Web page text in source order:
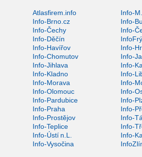
Atlasfirem.info
Info-
Info-Brno.cz
Info-
Info-Čechy
Info-
Info-Děčín
Info-Havířov
Info-
Info-Chomutov
Info-
Info-Jihlava
Info-
Info-Kladno
Info-
Info-Morava
Info-
Info-Olomouc
Info-
Info-Pardubice
Info-
Info-Praha
Info-
Info-Prostějov
Info-
Info-Teplice
Info-
Info-Ústí n.L.
Info-
Info-Vysočina